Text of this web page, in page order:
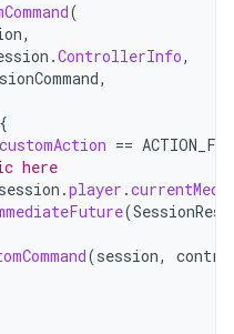
(
,
.ControllerInfo,
,
{
customAction ==
here
session .player .
(
(session,